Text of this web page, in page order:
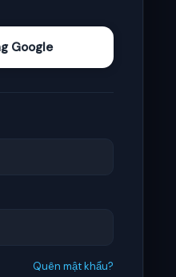
Google
Quên mật khẩu?